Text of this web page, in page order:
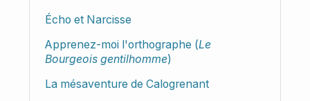
Écho et Narcisse
Apprenez-moi l'orthographe (Le
Bourgeois gentilhomme)
La mésaventure de Calogrenant